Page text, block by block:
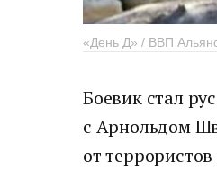
«День Д» / ВВП
Боевик стал
с Арнольдом
от